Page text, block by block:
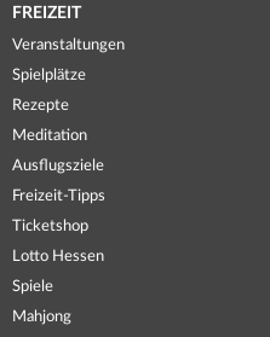
FREIZEIT
Veranstaltungen
Spielplätze
Rezepte
Meditation
Ausflugsziele
Freizeit-Tipps
Ticketshop
Lotto Hessen
Spiele
Mahjong